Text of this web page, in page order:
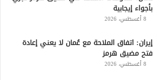
بأجواء إيجابية
8 أغسطس، 2026
إيران: اتفاق الملاحة مع عُمان لا يعني إعادة
فتح مضيق هرمز
8 أغسطس، 2026